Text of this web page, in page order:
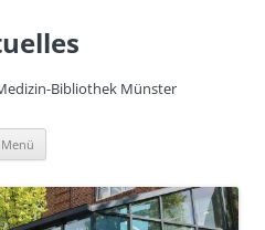
Bibliothek Münster
Menü